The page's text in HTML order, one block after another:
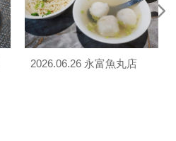
2026.06.26 永富魚丸店